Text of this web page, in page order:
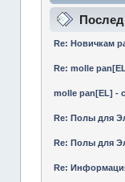
Re: Новичкам
Re: molle
molle pan[EL] -
Re: Полы для
Re: Полы для
Re: